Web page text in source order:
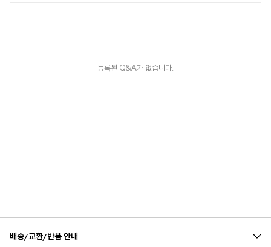
등록된 Q&A가 없습니다.
배송/교환/반품 안내